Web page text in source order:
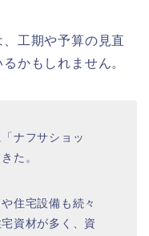
工期や予算の見直
かもしれません。
ナフサショッ
た。
住宅設備も続々
資材が多く、資